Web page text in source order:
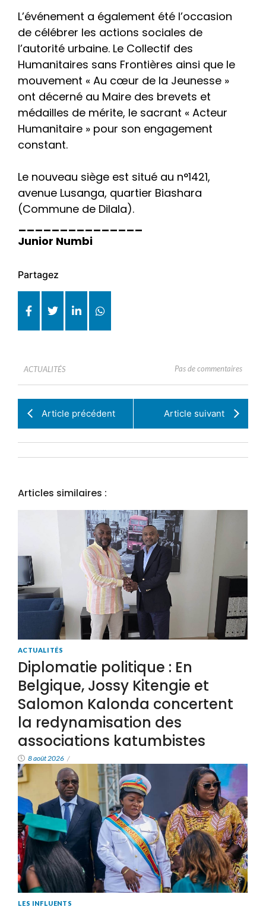
​L’événement a également été l’occasion
de célébrer les actions sociales de
l’autorité urbaine. Le Collectif des
Humanitaires sans Frontières ainsi que le
mouvement « Au cœur de la Jeunesse »
ont décerné au Maire des brevets et
médailles de mérite, le sacrant « Acteur
Humanitaire » pour son engagement
constant.
​Le nouveau siège est situé au n°1421,
avenue Lusanga, quartier Biashara
(Commune de Dilala).
Junior Numbi
Partagez
ACTUALITÉS Pas de commentaires
Article précédent Article suivant
Articles similaires :
ACTUALITÉS
Diplomatie politique : En
Belgique, Jossy Kitengie et
Salomon Kalonda concertent
la redynamisation des
associations katumbistes
8 août 2026 /
LES INFLUENTS